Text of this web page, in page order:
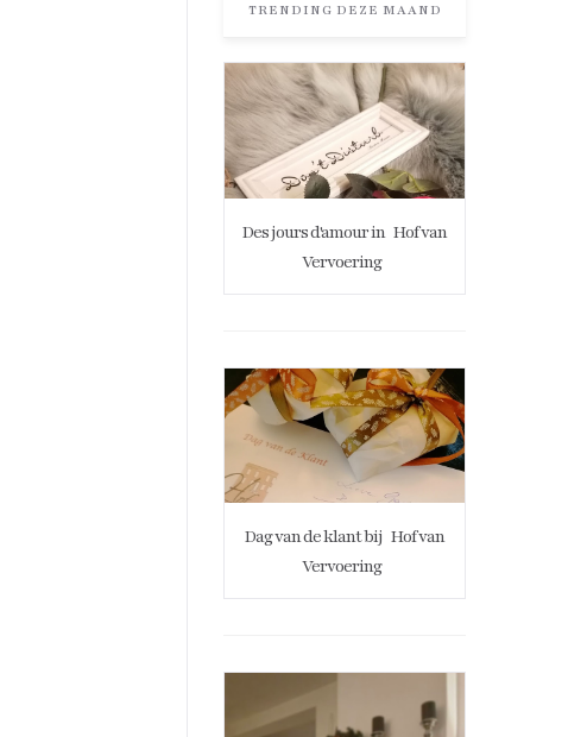
TRENDING DEZE MAAND
Des jours d'amour in Hof van
Vervoering
Dag van de klant bij Hof van
Vervoering